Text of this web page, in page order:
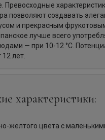
Превосходные
позволяют создавать
и прекрасным
лучше всего
— при 10-12 °C.
лет.
характеристики:
желтого цвета с